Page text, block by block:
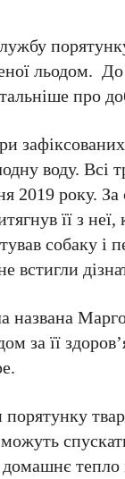
льодом.
про
воду. Всі
2019 року.
її з
собаку і
встигли
за її
тепло